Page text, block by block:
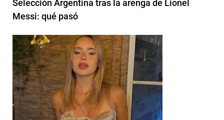
Selección Argentina tras la arenga de Lionel
Messi: qué pasó